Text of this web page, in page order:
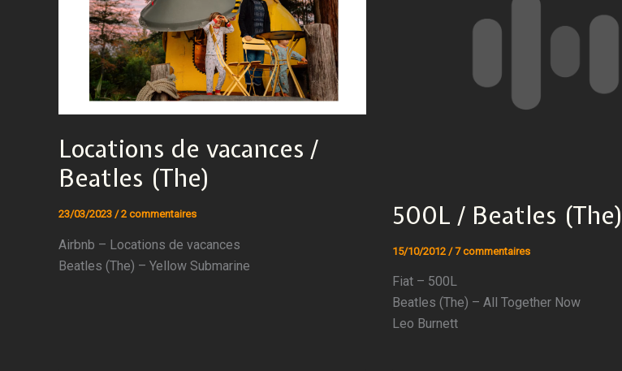
Locations de vacances /
Beatles (The)
23/03/2023 /2 commentaires
Airbnb – Locations de vacances
Beatles (The) – Yellow Submarine
500L / Beatles (The)
15/10/2012 /7 commentaires
Fiat – 500L
Beatles (The) – All Together Now
Leo Burnett